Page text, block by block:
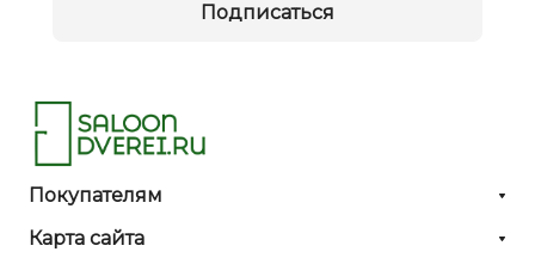
Подписаться
Покупателям
Карта сайта